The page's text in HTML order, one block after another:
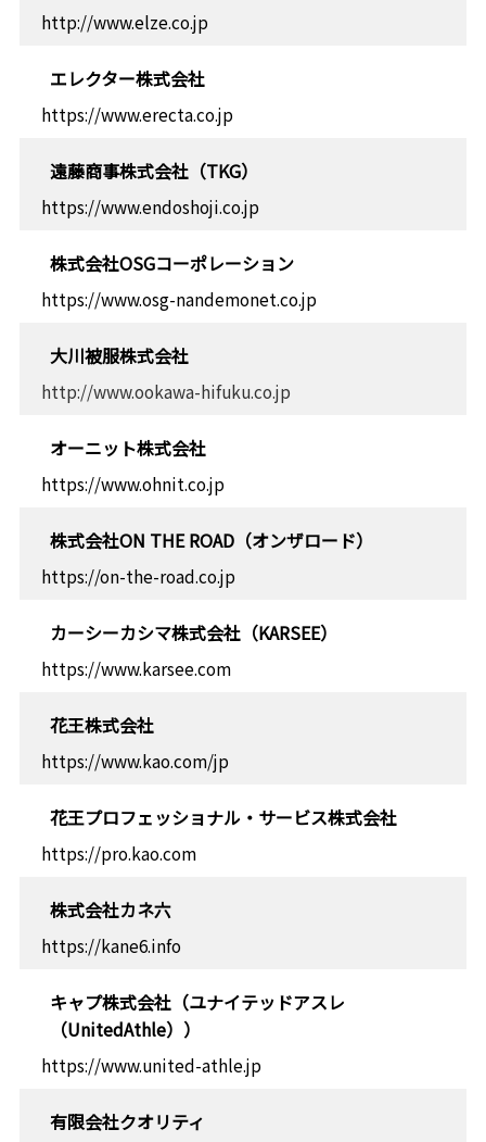
http://www.elze.co.jp
エレクター株式会社
https://www.erecta.co.jp
遠藤商事株式会社（TKG）
https://www.endoshoji.co.jp
株式会社OSGコーポレーション
https://www.osg-nandemonet.co.jp
大川被服株式会社
http://www.ookawa-hifuku.co.jp
オーニット株式会社
https://www.ohnit.co.jp
株式会社ON THE ROAD（オンザロード）
https://on-the-road.co.jp
カーシーカシマ株式会社（KARSEE）
https://www.karsee.com
花王株式会社
https://www.kao.com/jp
花王プロフェッショナル・サービス株式会社
https://pro.kao.com
株式会社カネ六
https://kane6.info
キャプ株式会社（ユナイテッドアスレ
（UnitedAthle））
https://www.united-athle.jp
有限会社クオリティ